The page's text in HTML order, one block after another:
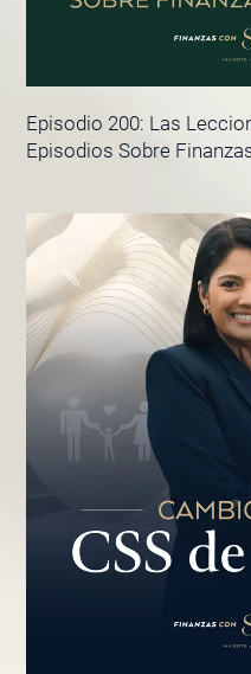
Episodio 200: Las
Episodios Sobre